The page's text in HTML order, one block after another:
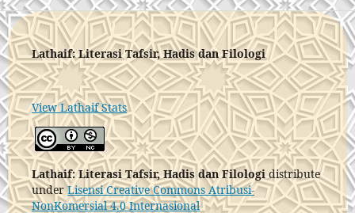
Lathaif: Literasi Tafsir, Hadis dan Filologi
View Lathaif Stats
Lathaif: Literasi Tafsir, Hadis dan Filologi distribute
underLisensi Creative Commons Atribusi-
NonKomersial 4.0 Internasional